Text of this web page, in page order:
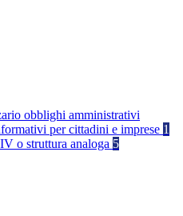
obblighi amministrativi
per cittadini e imprese 1
o struttura analoga 5